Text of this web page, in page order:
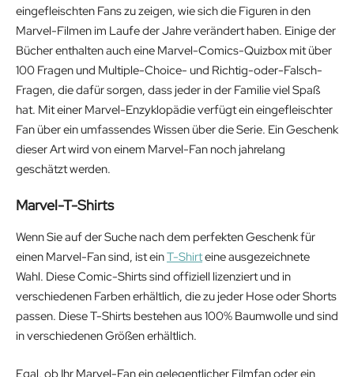
eingefleischten Fans zu zeigen, wie sich die Figuren in den
Marvel-Filmen im Laufe der Jahre verändert haben. Einige der
Bücher enthalten auch eine Marvel-Comics-Quizbox mit über
100 Fragen und Multiple-Choice- und Richtig-oder-Falsch-
Fragen, die dafür sorgen, dass jeder in der Familie viel Spaß
hat. Mit einer Marvel-Enzyklopädie verfügt ein eingefleischter
Fan über ein umfassendes Wissen über die Serie. Ein Geschenk
dieser Art wird von einem Marvel-Fan noch jahrelang
geschätzt werden.
Marvel-T-Shirts
Wenn Sie auf der Suche nach dem perfekten Geschenk für
einen Marvel-Fan sind, ist einT-Shirteine ausgezeichnete
Wahl. Diese Comic-Shirts sind offiziell lizenziert und in
verschiedenen Farben erhältlich, die zu jeder Hose oder Shorts
passen. Diese T-Shirts bestehen aus 100% Baumwolle und sind
in verschiedenen Größen erhältlich.
Egal, ob Ihr Marvel-Fan ein gelegentlicher Filmfan oder ein